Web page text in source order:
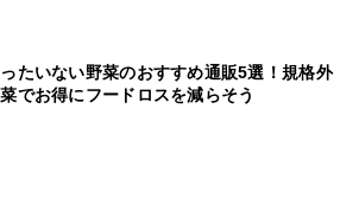
たいない野菜のおすすめ通販5選！規格外
でお得にフードロスを減らそう